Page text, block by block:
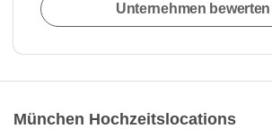
Unternehmen bewerten
München Hochzeitslocations